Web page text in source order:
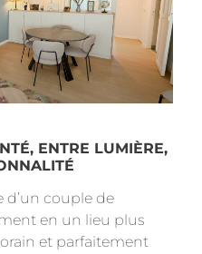
ENTRE LUMIÈRE,
d’un couple de
en un lieu plus
et parfaitement